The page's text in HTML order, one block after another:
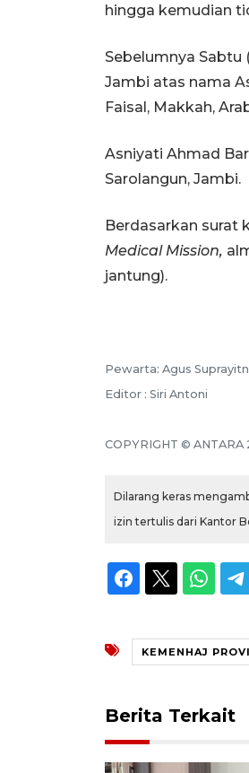
hingga kemudian
Sebelumnya Sabtu
Jambi atas nama
Faisal, Makkah,
Asniyati Ahmad
Sarolangun, Jambi.
Berdasarkan surat
Medical Mission,
jantung).
Pewarta: Agus
Editor : Siri Antoni
COPYRIGHT © ANTARA
Dilarang keras
izin tertulis dari Kantor
KEMENHAJ
Berita Terkait